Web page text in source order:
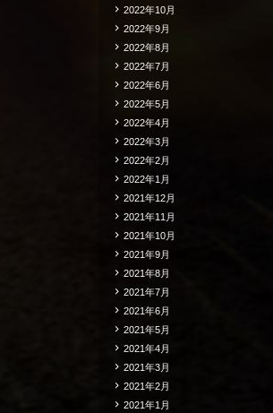
2022年10月
2022年9月
2022年8月
2022年7月
2022年6月
2022年5月
2022年4月
2022年3月
2022年2月
2022年1月
2021年12月
2021年11月
2021年10月
2021年9月
2021年8月
2021年7月
2021年6月
2021年5月
2021年4月
2021年3月
2021年2月
2021年1月